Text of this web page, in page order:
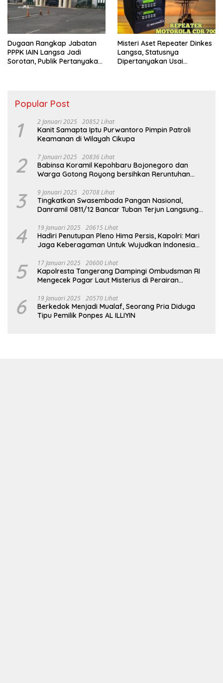
Dugaan Rangkap Jabatan
PPPK IAIN Langsa Jadi
Sorotan, Publik Pertanyakan
Misteri Aset Repeater Dinkes
Langsa, Statusnya
Dipertanyakan Usai
Popular Post
1 2 Januari 2025 20852 Lihat
Kanit Samapta Iptu Purwantoro Pimpin Patroli
Keamanan di Wilayah Cikupa
2 7 Januari 2025 20836 Lihat
Babinsa Koramil Kepohbaru Bojonegoro dan
Warga Gotong Royong bersihkan Reruntuhan
3 9 Januari 2025 20708 Lihat
Tingkatkan Swasembada Pangan Nasional,
Danramil 0811/12 Bancar Tuban Terjun Langsung
4 19 Januari 2025 20615 Lihat
Hadiri Penutupan Pleno Hima Persis, Kapolri: Mari
Jaga Keberagaman Untuk Wujudkan Indonesia
5 17 Januari 2025 20600 Lihat
Kapolresta Tangerang Dampingi Ombudsman RI
Mengecek Pagar Laut Misterius di Perairan
6 19 Januari 2025 20570 Lihat
Berkedok Menjadi Mualaf, Seorang Pria Diduga
Tipu Pemilik Ponpes AL ILLIYIN